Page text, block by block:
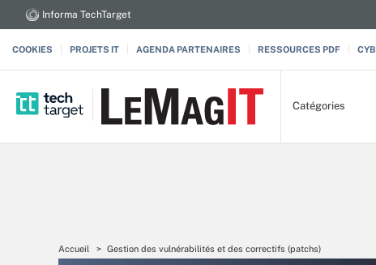
Informa TechTarget
COOKIES PROJETS IT AGENDA PARTENAIRES RESSOURCES PDF
Catégories
Accueil Gestion des vulnérabilités et des correctifs (patchs)